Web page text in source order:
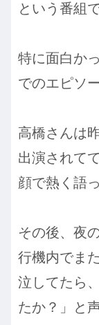
という番組
特に面白か
でのエピソ
高橋さんは
出演されて
顔で熱く語
その後、夜
行機内でま
泣してたら
たか？」と